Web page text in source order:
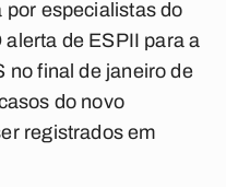
por especialistas do
de ESPII para a
no final de janeiro de
do novo
registrados em